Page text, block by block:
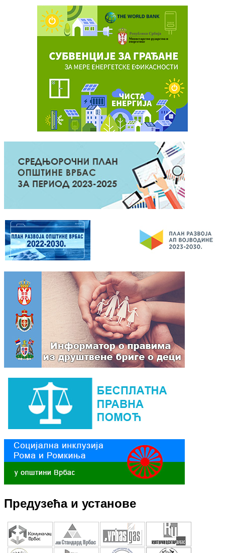
Предузећа и установе